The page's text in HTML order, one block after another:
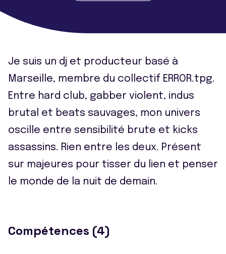
Je suis un dj et producteur basé à
Marseille, membre du collectif ERROR.tpg.
Entre hard club, gabber violent, indus
brutal et beats sauvages, mon univers
oscille entre sensibilité brute et kicks
assassins. Rien entre les deux. Présent
sur majeures pour tisser du lien et penser
le monde de la nuit de demain.
Compétences (4)